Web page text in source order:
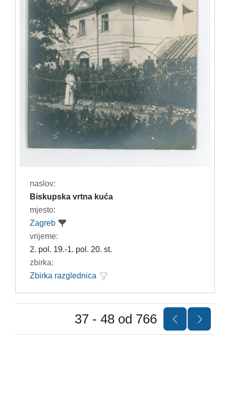
naslov:
Biskupska vrtna kuća
mjesto:
Zagreb
vrijeme:
2. pol. 19.-1. pol. 20. st.
zbirka:
Zbirka razglednica
37 - 48 od 766